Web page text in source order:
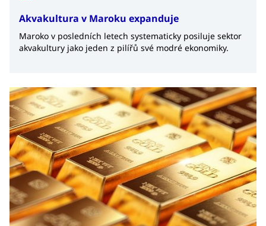
Akvakultura v Maroku expanduje
Maroko v posledních letech systematicky posiluje sektor
akvakultury jako jeden z pilířů své modré ekonomiky.